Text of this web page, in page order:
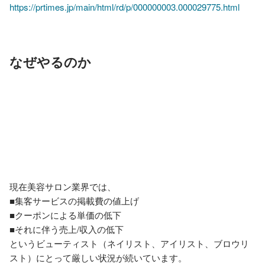
https://prtimes.jp/main/html/rd/p/000000003.000029775.html
なぜやるのか
現在美容サロン業界では、
■集客サービスの掲載費の値上げ
■クーポンによる単価の低下
■それに伴う売上/収入の低下
というビューティスト（ネイリスト、アイリスト、ブロウリ
スト）にとって厳しい状況が続いています。